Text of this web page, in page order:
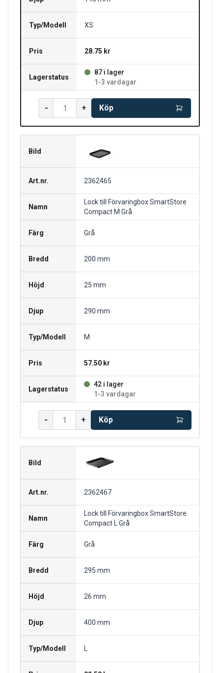
Typ/Modell XS
Pris 28.75 kr
Lagerstatus
87 i lager
1-3 vardagar
- + Köp
Bild
Art.nr. 2362465
Namn
Lock till Förvaringbox SmartStore
Compact M Grå
Färg Grå
Bredd 200 mm
Höjd 25 mm
Djup 290 mm
Typ/Modell M
Pris 57.50 kr
Lagerstatus
42 i lager
1-3 vardagar
- + Köp
Bild
Art.nr. 2362467
Namn
Lock till Förvaringbox SmartStore
Compact L Grå
Färg Grå
Bredd 295 mm
Höjd 26 mm
Djup 400 mm
Typ/Modell